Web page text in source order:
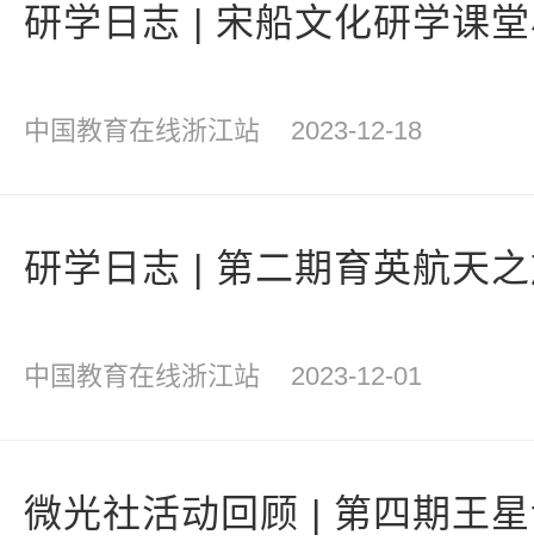
研学日志 | 宋船文化研学课
中国教育在线浙江站 2023-12-18
研学日志 | 第二期育英航天
中国教育在线浙江站 2023-12-01
微光社活动回顾 | 第四期王